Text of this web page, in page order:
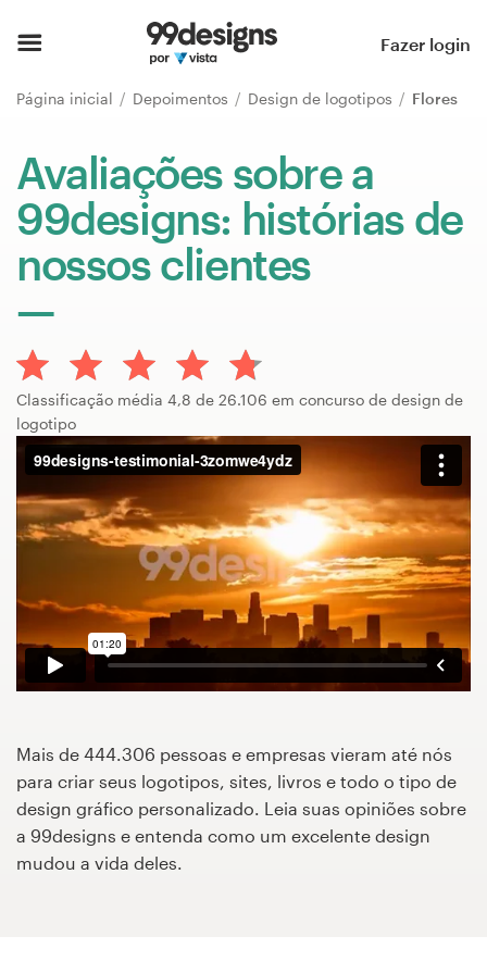
Fazer login
Página inicial Depoimentos Design de logotipos Flores
Avaliações sobre a
99designs: histórias de
nossos clientes
Classificação média 4,8 de 26.106 em concurso de design de
logotipo
Mais de 444.306 pessoas e empresas vieram até nós
para criar seus logotipos, sites, livros e todo o tipo de
design gráfico personalizado. Leia suas opiniões sobre
a 99designs e entenda como um excelente design
mudou a vida deles.
Página inicial
Pesquisar categorias
Como funciona
Encontre um designer
Inspiração
99designs Pro
Serviços
de
design
Concursos de designs
Projetos 1-para-1
Encontre um designer
Veja inspirações
99designs Pro